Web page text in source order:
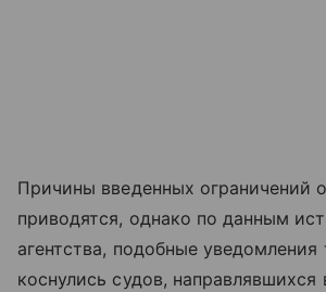
Причины введенных ограничений
приводятся, однако по данным
агентства, подобные уведомления
коснулись судов, направлявшихся